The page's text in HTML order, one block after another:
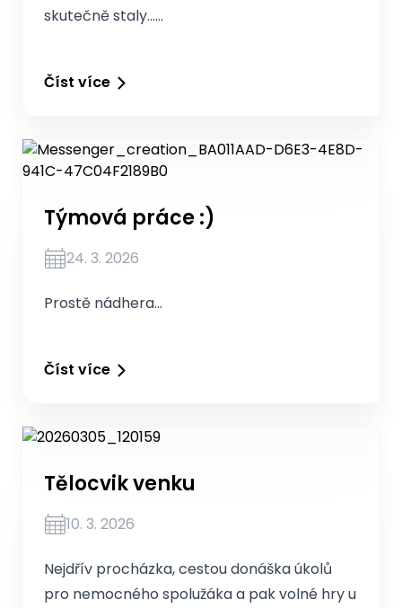
skutečně staly……
Číst více
Týmová práce :)
24. 3. 2026
Prostě nádhera…
Číst více
Tělocvik venku
10. 3. 2026
Nejdřív procházka, cestou donáška úkolů
pro nemocného spolužáka a pak volné hry u